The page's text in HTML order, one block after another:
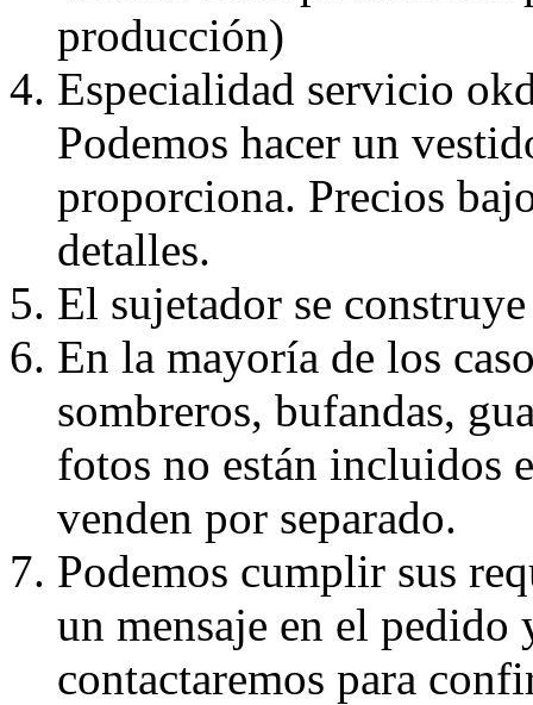
producción)
Especialidad servicio
Podemos hacer un
proporciona. Precios
detalles.
El sujetador se
En la mayoría de los
sombreros, bufandas,
fotos no están incluidos
venden por separado.
Podemos cumplir sus
un mensaje en el pedido
contactaremos para